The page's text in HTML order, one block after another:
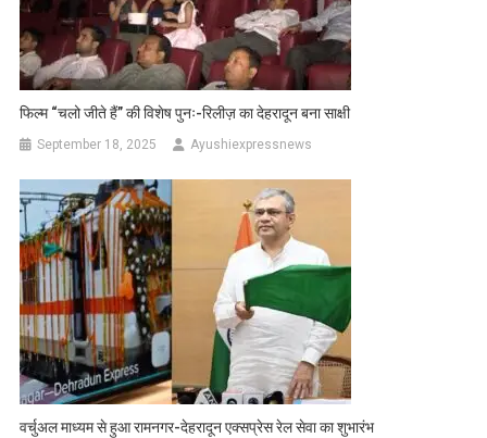
फिल्म “चलो जीते हैं” की विशेष पुनः-रिलीज़ का देहरादून बना साक्षी
September 18, 2025 Ayushiexpressnews
वर्चुअल माध्यम से हुआ रामनगर-देहरादून एक्सप्रेस रेल सेवा का शुभारंभ